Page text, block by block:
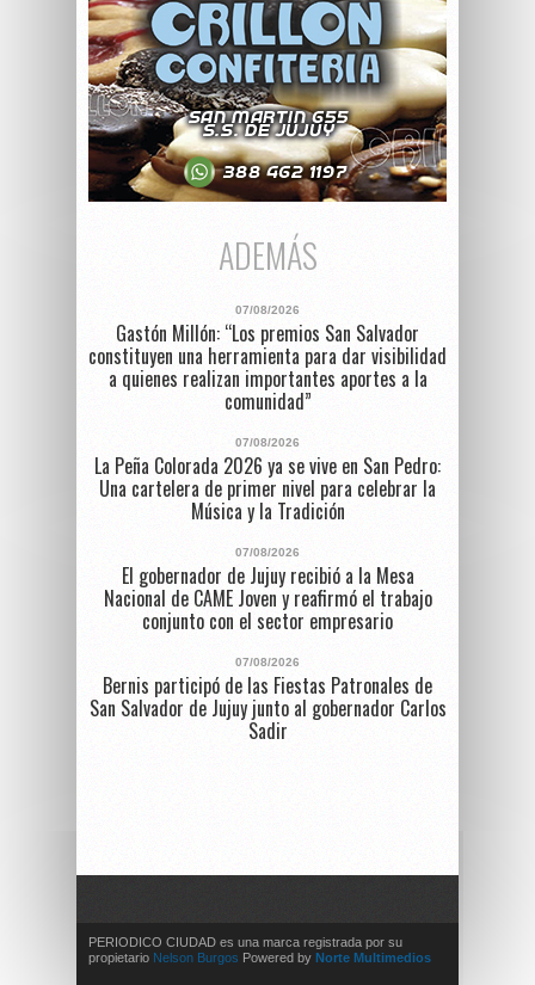
ADEMÁS
07/08/2026
Gastón Millón: “Los premios San Salvador
constituyen una herramienta para dar visibilidad
a quienes realizan importantes aportes a la
comunidad”
07/08/2026
La Peña Colorada 2026 ya se vive en San Pedro:
Una cartelera de primer nivel para celebrar la
Música y la Tradición
07/08/2026
El gobernador de Jujuy recibió a la Mesa
Nacional de CAME Joven y reafirmó el trabajo
conjunto con el sector empresario
07/08/2026
Bernis participó de las Fiestas Patronales de
San Salvador de Jujuy junto al gobernador Carlos
Sadir
PERIODICO CIUDAD es una marca registrada por su
propietario Nelson Burgos Powered by Norte Multimedios